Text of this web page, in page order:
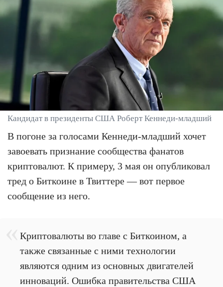
Кандидат в президенты США Роберт Кеннеди-младший
В погоне за голосами Кеннеди-младший хочет
завоевать признание сообщества фанатов
криптовалют. К примеру, 3 мая он опубликовал
тред о Биткоине в Твиттере — вот первое
сообщение из него.
Криптовалюты во главе с Биткоином, а
также связанные с ними технологии
являются одним из основных двигателей
инноваций. Ошибка правительства США